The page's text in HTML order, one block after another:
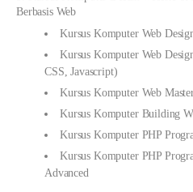
Berbasis Web
Kursus Komputer Web
Kursus Komputer Web
CSS, Javascript)
Kursus Komputer Web
Kursus Komputer Building
Kursus Komputer PHP
Kursus Komputer PHP
Advanced